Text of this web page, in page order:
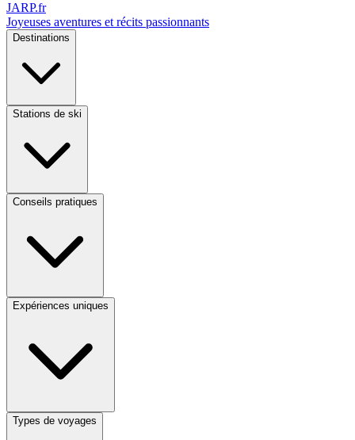
JARP.fr
Joyeuses aventures et récits passionnants
Destinations
Stations de ski
Conseils pratiques
Expériences uniques
Types de voyages